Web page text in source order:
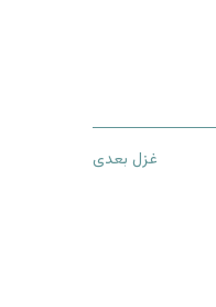
غزل بعدی